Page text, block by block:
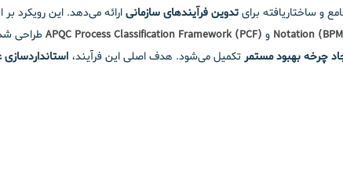
و ساختاریافته برایتدوین فرآیندهای سازمانیارائه می‌دهد. این رویکرد
Notation و APQC Process Classification Framework (PCF)طراحی
چرخه بهبود مستمرتکمیل می‌شود. هدف اصلی این فرآیند،